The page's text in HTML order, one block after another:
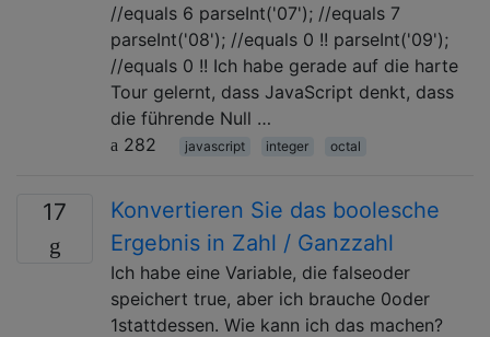
//equals 6 parseInt('07'); //equals 7
parseInt('08'); //equals 0 !! parseInt('09');
//equals 0 !! Ich habe gerade auf die harte
Tour gelernt, dass JavaScript denkt, dass
die führende Null …
282
javascript integer octal
17
Konvertieren Sie das boolesche
Ergebnis in Zahl / Ganzzahl
Ich habe eine Variable, die falseoder
speichert true, aber ich brauche 0oder
1stattdessen. Wie kann ich das machen?